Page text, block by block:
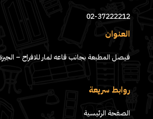
02-37222212
العنوان
فيصل المطبعة بجانب قاعه لمار للافراح –
روابط سريعة
الصفحة الرئيسية